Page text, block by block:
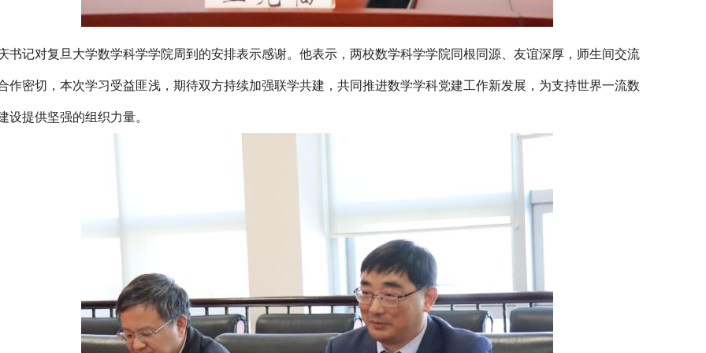
书记对复旦大学数学科学学院周到的安排表示感谢。他表示，两校数学科学学院同根同源、友谊深厚，师生间交流
作密切，本次学习受益匪浅，期待双方持续加强联学共建，共同推进数学学科党建工作新发展，为支持世界一流数
设提供坚强的组织力量。